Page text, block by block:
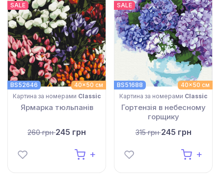
SALE
40x50 см
BS52646
Картина за номерами Classic
Ярмарка тюльпанів
260 грн245 грн
SALE
40x50 см
BS51688
Картина за номерами Classic
Гортензія в небесному
горщику
315 грн245 грн